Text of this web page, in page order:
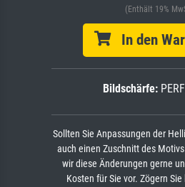
(Enthält 19%
In den
Bildschärfe:
Sollten Sie Anpassungen der
auch einen Zuschnitt des
wir diese Änderungen gerne
Kosten für Sie vor. Zögern